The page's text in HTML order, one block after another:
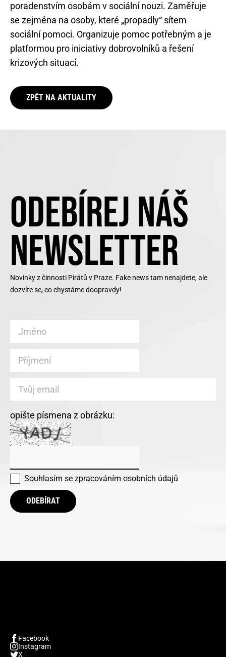
poradenstvím osobám v sociální nouzi. Zaměřuje
se zejména na osoby, které „propadly“ sítem
sociální pomoci. Organizuje pomoc potřebným a je
platformou pro iniciativy dobrovolníků a řešení
krizových situací.
ZPĚT NA AKTUALITY
ODEBÍREJ NÁŠ
NEWSLETTER
Novinky z činnosti Pirátů v Praze. Fake news tam nenajdete, ale
dozvíte se, co chystáme doopravdy!
opište písmena z obrázku:
Souhlasím se zpracováním osobních údajů
ODEBÍRAT
Facebook
Instagram
X